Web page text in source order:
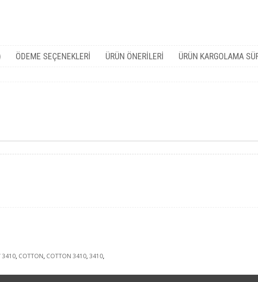
ÖDEME SEÇENEKLERI ÜRÜN ÖNERILERI ÜRÜN KARGOLAMA
3410, COTTON, COTTON 3410,3410,